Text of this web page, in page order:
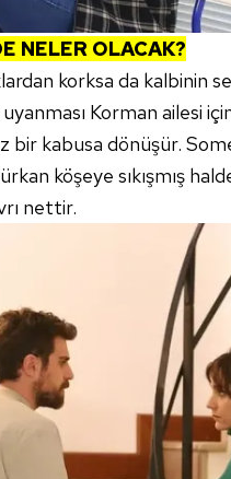
NELER OLACAK?
korksa da kalbinin
Korman ailesi
bir kabusa dönüşür.
köşeye sıkışmış
nettir.